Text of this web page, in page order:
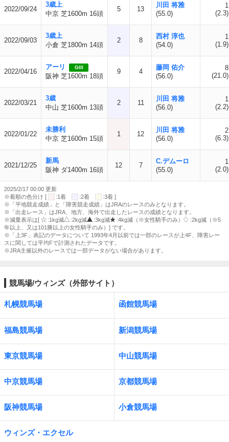
2022/09/24
3歳上
中京 芝1600m 16頭
5 13
川田 将雅
(55.0)
1
(2.3)
2022/09/03
3歳上
小倉 芝1800m 14頭
2 8
西村 淳也
(54.0)
1
(1.9)
2022/04/16
アーリ GIII
阪神 芝1600m 18頭
9 4
藤岡 佑介
(56.0)
8
(21.0)
2022/03/21
3歳
中山 芝1600m 13頭
2 11
川田 将雅
(56.0)
1
(2.2)
2022/01/22
未勝利
中京 芝1600m 15頭
1 12
川田 将雅
(56.0)
2
(6.3)
2021/12/25
新馬
阪神 ダ1400m 16頭
12 7
C.デムーロ
(55.0)
1
(2.0)
2025/2/17 00:00 更新
※着順の色分け [
:1着 :2着
:3着 ]
※「平地競走成績」と「障害競走成績」はJRAのレースのみとなります。
※「出走レース」はJRA、地方、海外で出走したレースの成績となります。
※減量表示は[
:1kg減 :2kg減 :3kg減 :4kg減（※女性騎手のみ）
:2kg減（※5
年以上、又は101勝以上の女性騎手のみ）] です。
※「上3F」表記のデータについて 1993年4月以前では一部のレースが上4F、障害レー
スに関しては平均Fで計測されたデータです。
※JRA主催以外のレースでは一部データがない場合があります。
競馬場/ウィンズ（外部サイト）
札幌競馬場 函館競馬場
福島競馬場 新潟競馬場
東京競馬場 中山競馬場
中京競馬場 京都競馬場
阪神競馬場 小倉競馬場
ウィンズ・エクセル